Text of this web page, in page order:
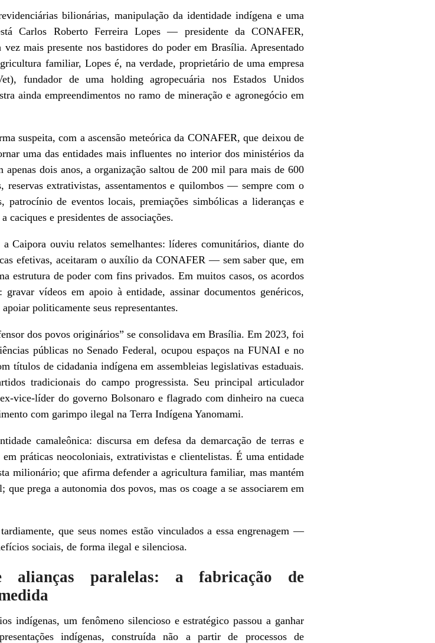
bilionárias, manipulação da identidade indígena e uma
Carlos Roberto Ferreira Lopes — presidente da CONAFER,
mais presente nos bastidores do poder em Brasília. Apresentado
familiar, Lopes é, na verdade, proprietário de uma empresa
fundador de uma holding agropecuária nos Estados Unidos
ainda empreendimentos no ramo de mineração e agronegócio em
suspeita, com a ascensão meteórica da CONAFER, que deixou de
uma das entidades mais influentes no interior dos ministérios da
dois anos, a organização saltou de 200 mil para mais de 600
reservas extrativistas, assentamentos e quilombos — sempre com o
patrocínio de eventos locais, premiações simbólicas a lideranças e
caciques e presidentes de associações.
Caipora ouviu relatos semelhantes: líderes comunitários, diante do
efetivas, aceitaram o auxílio da CONAFER — sem saber que, em
estrutura de poder com fins privados. Em muitos casos, os acordos
vídeos em apoio à entidade, assinar documentos genéricos,
politicamente seus representantes.
dos povos originários” se consolidava em Brasília. Em 2023, foi
públicas no Senado Federal, ocupou espaços na FUNAI e no
títulos de cidadania indígena em assembleias legislativas estaduais.
tradicionais do campo progressista. Seu principal articulador
vice-líder do governo Bolsonaro e flagrado com dinheiro na cueca
com garimpo ilegal na Terra Indígena Yanomami.
camaleônica: discursa em defesa da demarcação de terras e
práticas neocoloniais, extrativistas e clientelistas. É uma entidade
milionário; que afirma defender a agricultura familiar, mas mantém
prega a autonomia dos povos, mas os coage a se associarem em
que seus nomes estão vinculados a essa engrenagem —
sociais, de forma ilegal e silenciosa.
alianças paralelas: a fabricação de
indígenas, um fenômeno silencioso e estratégico passou a ganhar
indígenas, construída não a partir de processos de